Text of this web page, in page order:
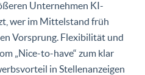
Unternehmen KI-
wer im Mittelstand früh
Vorsprung. Flexibilität und
„Nice-to-have“ zum klar
in Stellenanzeigen